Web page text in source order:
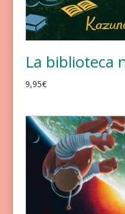
La biblioteca
9,95€